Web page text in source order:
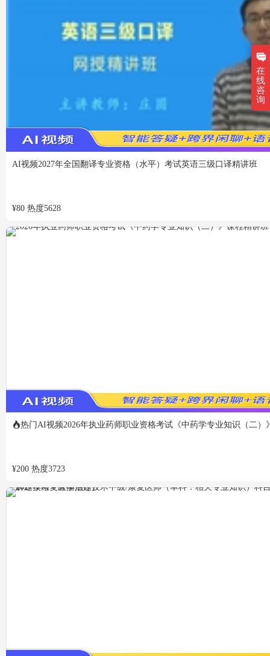
免费
AI视频2027年全国翻译专业资格（水平）考试英语三级口译精讲班
¥80 热度5628
热门 AI视频2026年执业药师职业资格考试《中药学专业知识（二）
¥200 热度3723
在
线
咨
询